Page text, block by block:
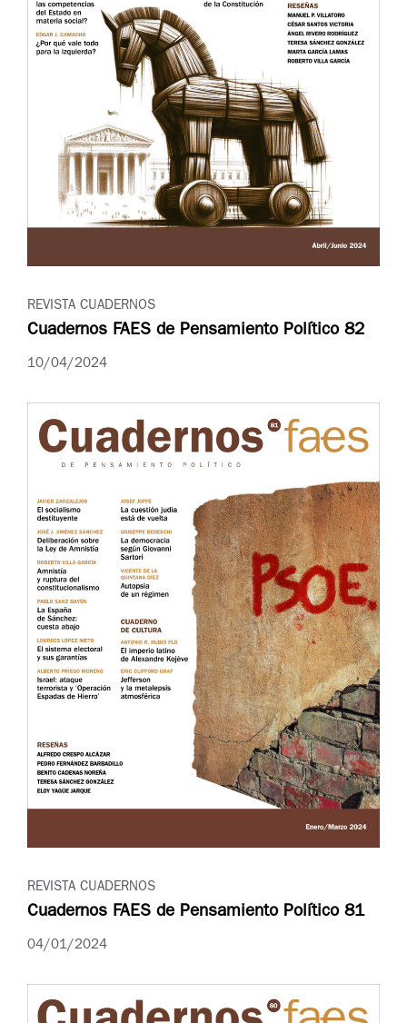
REVISTA CUADERNOS
Cuadernos FAES de Pensamiento Político 82
10/04/2024
REVISTA CUADERNOS
Cuadernos FAES de Pensamiento Político 81
04/01/2024